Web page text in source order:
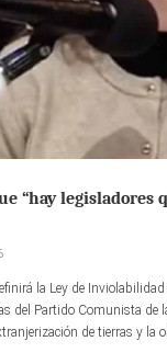
“hay legisladores
la Ley de
del Partido Comunista de
de tierras y la